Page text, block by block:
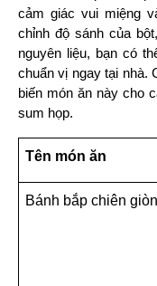
cảm giác vui miệng
chỉnh độ sánh của
nguyên liệu, bạn có
chuẩn vị ngay tại nhà.
biến món ăn này cho
sum họp.
Tên món ăn
Bánh bắp chiên giòn